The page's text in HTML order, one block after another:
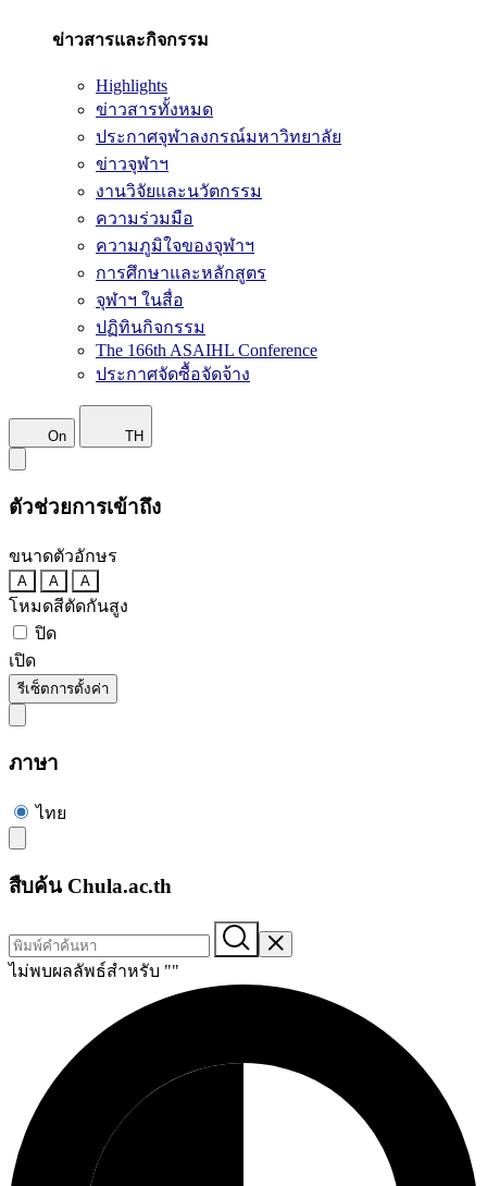
ข่าวสารและกิจกรรม
Highlights
ข่าวสารทั้งหมด
ประกาศจุฬาลงกรณ์มหาวิทยาลัย
ข่าวจุฬาฯ
งานวิจัยและนวัตกรรม
ความร่วมมือ
ความภูมิใจของจุฬาฯ
การศึกษาและหลักสูตร
จุฬาฯ ในสื่อ
ปฏิทินกิจกรรม
The 166th ASAIHL Conference
ประกาศจัดซื้อจัดจ้าง
On TH
ตัวช่วยการเข้าถึง
ขนาดตัวอักษร
A A A
โหมดสีตัดกันสูง
ปิด
เปิด
รีเซ็ตการตั้งค่า
ภาษา
ไทย
สืบค้น Chula.ac.th
ไม่พบผลลัพธ์สำหรับ ""